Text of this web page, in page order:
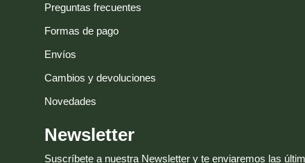
Preguntas frecuentes
Formas de pago
Envíos
Cambios y devoluciones
Novedades
Newsletter
Suscríbete a nuestra Newsletter y te enviaremos las